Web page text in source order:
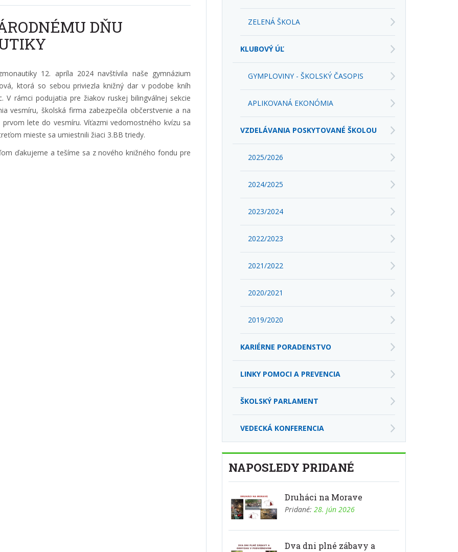
DŇU
12. apríla 2024 navštívila naše gymnázium
ktorá so sebou priviezla knižný dar v podobe kníh
V rámci podujatia pre žiakov ruskej bilingválnej sekcie
vesmíru, školská firma zabezpečila občerstvenie a na
lete do vesmíru. Víťazmi vedomostného kvízu sa
mieste sa umiestnili žiaci 3.BB triedy.
ďakujeme a tešíme sa z nového knižného fondu pre
ZELENÁ ŠKOLA
KLUBOVÝ ÚĽ
GYMPLOVINY - ŠKOLSKÝ ČASOPIS
APLIKOVANÁ EKONÓMIA
VZDELÁVANIA POSKYTOVANÉ ŠKOLOU
2025/2026
2024/2025
2023/2024
2022/2023
2021/2022
2020/2021
2019/2020
KARIÉRNE PORADENSTVO
LINKY POMOCI A PREVENCIA
ŠKOLSKÝ PARLAMENT
VEDECKÁ KONFERENCIA
NAPOSLEDY PRIDANÉ
Druháci na Morave
Pridané: 28. jún 2026
Dva dni plné zábavy a